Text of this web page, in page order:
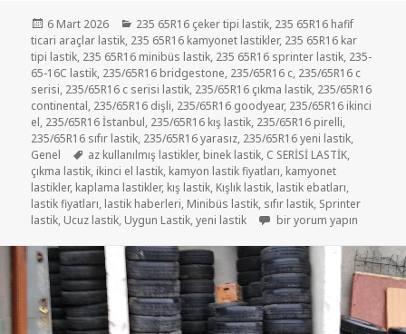
Yayın
tarihi
6 Mart 2026 Kategoriler
235 65R16 çeker tipi lastik, 235 65R16 hafif
ticari araçlar lastik, 235 65R16 kamyonet lastikler, 235 65R16 kar
tipi lastik, 235 65R16 minibüs lastik, 235 65R16 sprinter lastik, 235-
65-16C lastik, 235/65R16 bridgestone, 235/65R16 c, 235/65R16 c
serisi, 235/65R16 c serisi lastik, 235/65R16 çıkma lastik, 235/65R16
continental, 235/65R16 dişli, 235/65R16 goodyear, 235/65R16 ikinci
el, 235/65R16 İstanbul, 235/65R16 kış lastik, 235/65R16 pirelli,
235/65R16 sıfır lastik, 235/65R16 yarasız, 235/65R16 yeni lastik,
Genel
Etiketler
az kullanılmış lastikler, binek lastik, C SERİSİ LASTİK,
çıkma lastik, ikinci el lastik, kamyon lastik fiyatları, kamyonet
lastikler, kaplama lastikler, kış lastik, Kışlık lastik, lastik ebatları,
lastik fiyatları, lastik haberleri, Minibüs lastik, sıfır lastik, Sprinter
lastik, Ucuz lastik, Uygun Lastik,yeni lastik 235/65R16 KIŞLIK C
bir yorum yapın